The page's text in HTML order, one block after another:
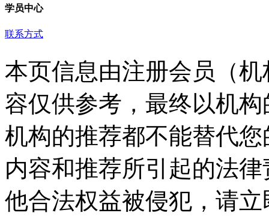
学员中心
联系方式
本页信息由注册会员（
容仅供参考，最终以机
机构的推荐都不能替代
内容和推荐所引起的法
他合法权益被侵犯，请